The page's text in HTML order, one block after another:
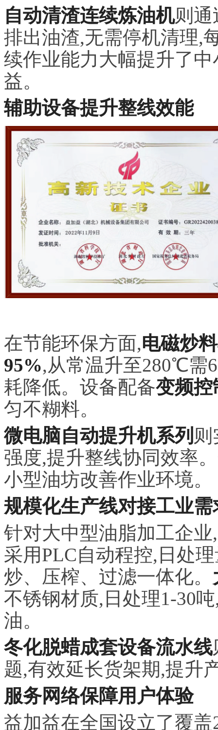
自动清渣连续炼油机则通
排出油渣,无需停机清理,
续作业能力大幅提升了
益。
辅助设备提升整线效能
在节能环保方面,电磁炒
95%,从常温升至280℃需
耗降低。设备配备变频控
匀不糊料。
微电脑自动提升机系列
强度,提升整线协同效率
小型油坊改善作业环境。
规模化生产线对接工业需
针对大中型油脂加工企
采用PLC自动程控,日处
炒、压榨、过滤一体化。
不锈钢材质,日处理1-30
油。
冬化脱蜡成套设备流水线
题,有效延长货架期,提升
服务网络保障用户体验
益加益在全国设立了覆